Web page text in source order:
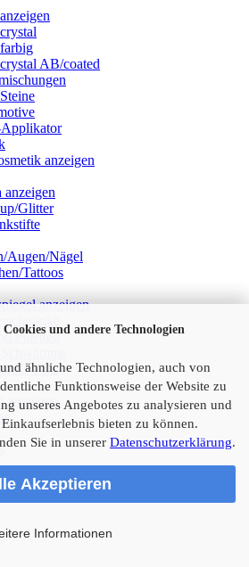
Cookies und andere Technologien
ähnliche Technologien, auch von
Funktionsweise der Website zu
unseres Angebotes zu analysieren und
bieten zu können.
Sie in unserer Datenschutzerklärung.
Akzeptieren
Informationen
AB/coated
Applikator
anzeigen
anzeigen
Glitter
Augen/Nägel
Tattoos
anzeigen
Paletten
DVDs
anzeigen